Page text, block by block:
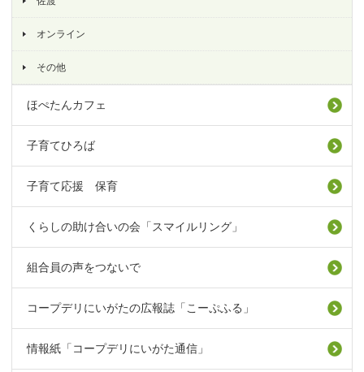
オンライン
その他
ほぺたんカフェ
子育てひろば
子育て応援 保育
くらしの助け合いの会「スマイルリング」
組合員の声をつないで
コープデリにいがたの広報誌「こーぷふる」
情報紙「コープデリにいがた通信」